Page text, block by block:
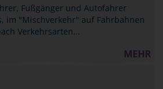
Fußgänger und Autofahrer
im "Mischverkehr" auf Fahrbahnen
Verkehrsarten…
MEHR